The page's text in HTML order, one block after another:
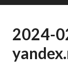
2024-